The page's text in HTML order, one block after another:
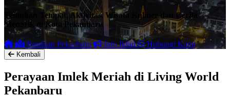
Temukan Tempat, Aktivitas, Wisata Kuliner dan Cerita
Menarik di Kota Pekanbaru
Panduan Pekanbaru Info Iklan Hubungi Kami
Kembali
Perayaan Imlek Meriah di Living World
Pekanbaru